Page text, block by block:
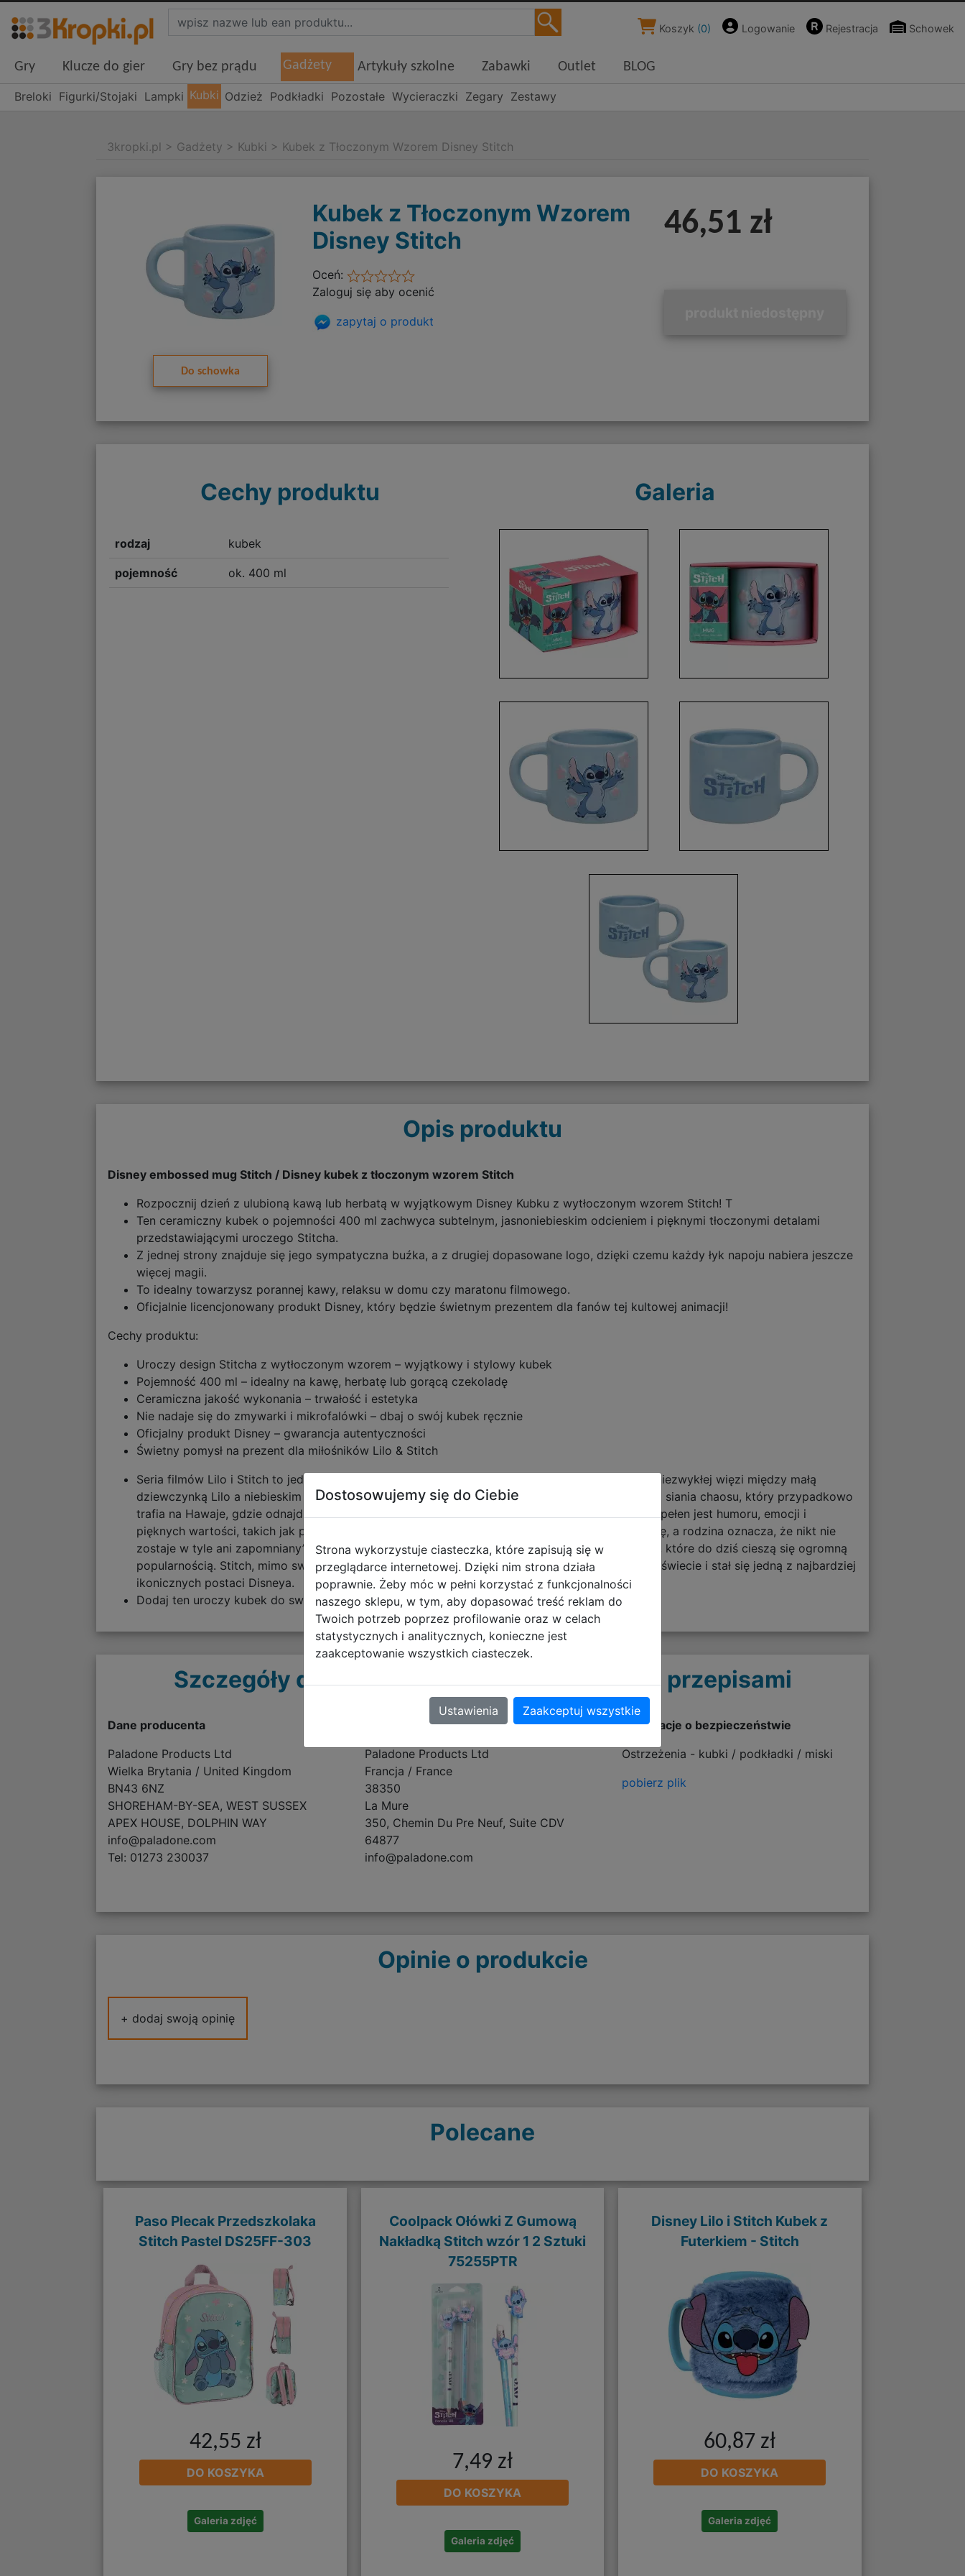
Koszyk (0) Logowanie Rejestracja Schowek
Gry Klucze do gier Gry bez prądu Gadżety Artykuły szkolne Zabawki Outlet BLOG
Breloki Figurki/Stojaki Lampki Kubki Odzież Podkładki Pozostałe Wycieraczki Zegary Zestawy
3kropki.pl > Gadżety > Kubki > Kubek z Tłoczonym Wzorem Disney Stitch
Do schowka
Kubek z Tłoczonym Wzorem
Disney Stitch
Oceń:
Zaloguj się aby ocenić
zapytaj o produkt
46,51 zł
Cechy produktu
rodzaj kubek
pojemność ok. 400 ml
Galeria
Opis produktu
Disney embossed mug Stitch / Disney kubek z tłoczonym wzorem Stitch
Rozpocznij dzień z ulubioną kawą lub herbatą w wyjątkowym Disney Kubku z wytłoczonym wzorem Stitch! T
Ten ceramiczny kubek o pojemności 400 ml zachwyca subtelnym, jasnoniebieskim odcieniem i pięknymi tłoczonymi detalami
przedstawiającymi uroczego Stitcha.
Z jednej strony znajduje się jego sympatyczna buźka, a z drugiej dopasowane logo, dzięki czemu każdy łyk napoju nabiera jeszcze
więcej magii.
To idealny towarzysz porannej kawy, relaksu w domu czy maratonu filmowego.
Oficjalnie licencjonowany produkt Disney, który będzie świetnym prezentem dla fanów tej kultowej animacji!
Cechy produktu:
Uroczy design Stitcha z wytłoczonym wzorem – wyjątkowy i stylowy kubek
Pojemność 400 ml – idealny na kawę, herbatę lub gorącą czekoladę
Ceramiczna jakość wykonania – trwałość i estetyka
Nie nadaje się do zmywarki i mikrofalówki – dbaj o swój kubek ręcznie
Oficjalny produkt Disney – gwarancja autentyczności
Świetny pomysł na prezent dla miłośników Lilo & Stitch
Seria filmów Lilo i Stitch to jedna z najbardziej uwielbianych animacji Disneya, opowiadająca o niezwykłej więzi między małą
dziewczynką Lilo a niebieskim kosmitą Stitch’em. Stitch to eksperyment naukowy, stworzony do siania chaosu, który przypadkowo
trafia na Hawaje, gdzie odnajduje rodzinę i uczy się, co to znaczy kochać i być kochanym. Film pełen jest humoru, emocji i
pięknych wartości, takich jak przyjaźń, akceptacja i znaczenie rodziny – „Ohana oznacza rodzinę, a rodzina oznacza, że nikt nie
zostaje w tyle ani zapomniany”. Seria doczekała się wielu kontynuacji, w tym seriali i spin-offów, które do dziś cieszą się ogromną
popularnością. Stitch, mimo swojego buntowniczego charakteru, skradł serca widzów na całym świecie i stał się jedną z najbardziej
ikonicznych postaci Disneya.
Dodaj ten uroczy kubek do swojej kolekcji i ciesz się każdym łykiem w towarzystwie Stitcha!
Szczegóły dotyczące zgodności produktu z przepisami
Dane producenta
Paladone Products Ltd
Wielka Brytania / United Kingdom
BN43 6NZ
SHOREHAM-BY-SEA, WEST SUSSEX
APEX HOUSE, DOLPHIN WAY
info@paladone.com
Tel: 01273 230037
Osoba odpowiedzialna
Paladone Products Ltd
Francja / France
38350
La Mure
350, Chemin Du Pre Neuf, Suite CDV
64877
info@paladone.com
Informacje o bezpieczeństwie
Ostrzeżenia - kubki / podkładki / miski
pobierz plik
Opinie o produkcie
+ dodaj swoją opinię
Polecane
Paso Plecak Przedszkolaka
Stitch Pastel DS25FF-303
42,55 zł
DO KOSZYKA
Galeria zdjęć
Coolpack Ołówki Z Gumową
Nakładką Stitch wzór 1 2 Sztuki
75255PTR
7,49 zł
DO KOSZYKA
Galeria zdjęć
Disney Lilo i Stitch Kubek z
Futerkiem - Stitch
60,87 zł
DO KOSZYKA
Galeria zdjęć
Dostosowujemy się do Ciebie
Strona wykorzystuje ciasteczka, które zapisują się w
przeglądarce internetowej. Dzięki nim strona działa
poprawnie. Żeby móc w pełni korzystać z funkcjonalności
naszego sklepu, w tym, aby dopasować treść reklam do
Twoich potrzeb poprzez profilowanie oraz w celach
statystycznych i analitycznych, konieczne jest
zaakceptowanie wszystkich ciasteczek.
Ustawienia Zaakceptuj wszystkie